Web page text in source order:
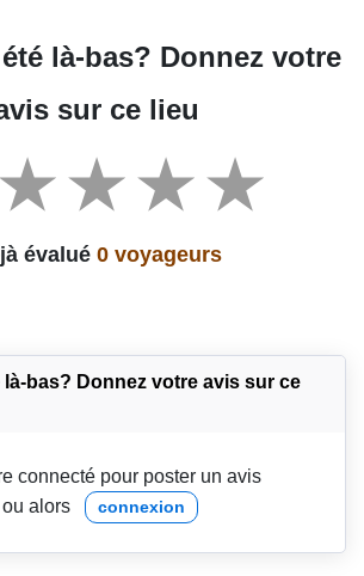
là-bas? Donnez votre
sur ce lieu
évalué 0 voyageurs
bas? Donnez votre avis sur ce
connecté pour poster un avis
ou alors connexion